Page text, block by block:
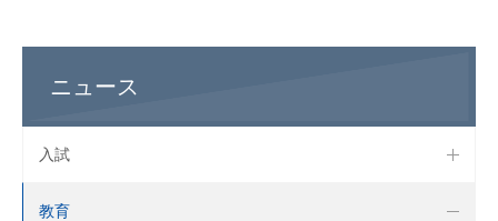
ニュース
入試
教育